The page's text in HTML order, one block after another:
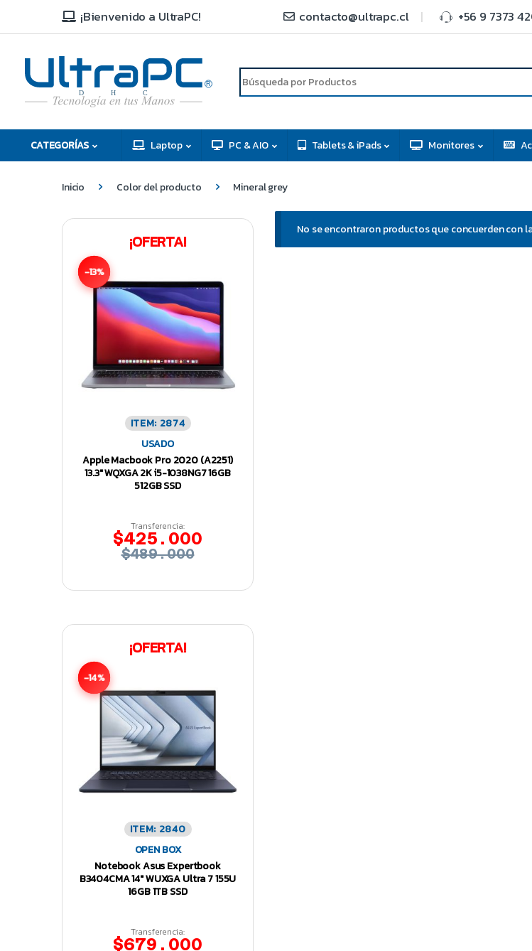
¡Bienvenido a UltraPC! contacto@ultrapc.cl +56 9 7373
C
H
D
R
CATEGORÍAS Laptop PC & AIO Tablets & iPads Monitores
Inicio Color del producto Mineral grey
No se encontraron productos que concuerden con
¡OFERTA!
-13%
ITEM: 2874
USADO
Apple Macbook Pro 2020 (A2251)
13.3″ WQXGA 2K i5-1038NG7 16GB
512GB SSD
Transferencia:
$425.000
$489.000
¡OFERTA!
-14%
ITEM: 2840
OPEN BOX
Notebook Asus Expertbook
B3404CMA 14″ WUXGA Ultra 7 155U
16GB 1TB SSD
Transferencia:
$679.000